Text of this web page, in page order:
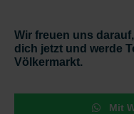
Wir freuen uns
dich jetzt und werde
Völkermarkt.
Mit